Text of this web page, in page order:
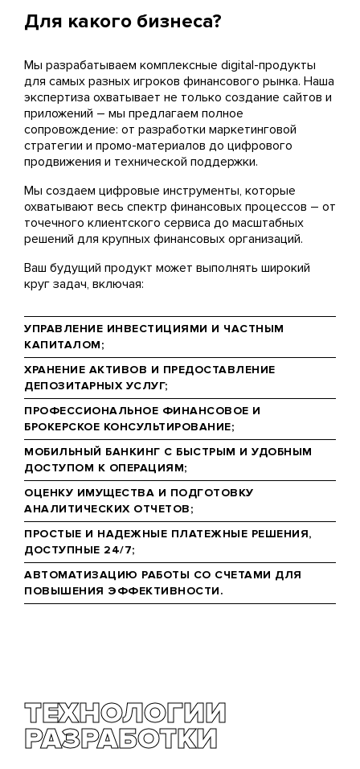
Для какого бизнеса?
Мы разрабатываем комплексные digital-продукты
для самых разных игроков финансового рынка. Наша
экспертиза охватывает не только создание сайтов и
приложений – мы предлагаем полное
сопровождение: от разработки маркетинговой
стратегии и промо-материалов до цифрового
продвижения и технической поддержки.
Мы создаем цифровые инструменты, которые
охватывают весь спектр финансовых процессов – от
точечного клиентского сервиса до масштабных
решений для крупных финансовых организаций.
Ваш будущий продукт может выполнять широкий
круг задач, включая:
УПРАВЛЕНИЕ ИНВЕСТИЦИЯМИ И ЧАСТНЫМ
КАПИТАЛОМ;
ХРАНЕНИЕ АКТИВОВ И ПРЕДОСТАВЛЕНИЕ
ДЕПОЗИТАРНЫХ УСЛУГ;
ПРОФЕССИОНАЛЬНОЕ ФИНАНСОВОЕ И
БРОКЕРСКОЕ КОНСУЛЬТИРОВАНИЕ;
МОБИЛЬНЫЙ БАНКИНГ С БЫСТРЫМ И УДОБНЫМ
ДОСТУПОМ К ОПЕРАЦИЯМ;
ОЦЕНКУ ИМУЩЕСТВА И ПОДГОТОВКУ
АНАЛИТИЧЕСКИХ ОТЧЕТОВ;
ПРОСТЫЕ И НАДЕЖНЫЕ ПЛАТЕЖНЫЕ РЕШЕНИЯ,
ДОСТУПНЫЕ 24/7;
АВТОМАТИЗАЦИЮ РАБОТЫ СО СЧЕТАМИ ДЛЯ
ПОВЫШЕНИЯ ЭФФЕКТИВНОСТИ.
ТЕХНОЛОГИИ
РАЗРАБОТКИ